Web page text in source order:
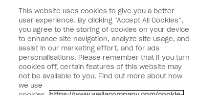
ISCRIVIMI
Informazioni per i clienti
OPI & voi
This website uses cookies to give you a better
user experience. By clicking “Accept All Cookies”,
you agree to the storing of cookies on your device
to enhance site navigation, analyze site usage, and
assist in our marketing effort, and for ads
personalisations. Please remember that if you turn
cookies off, certain features of this website may
not be available to you. Find out more about how
we use